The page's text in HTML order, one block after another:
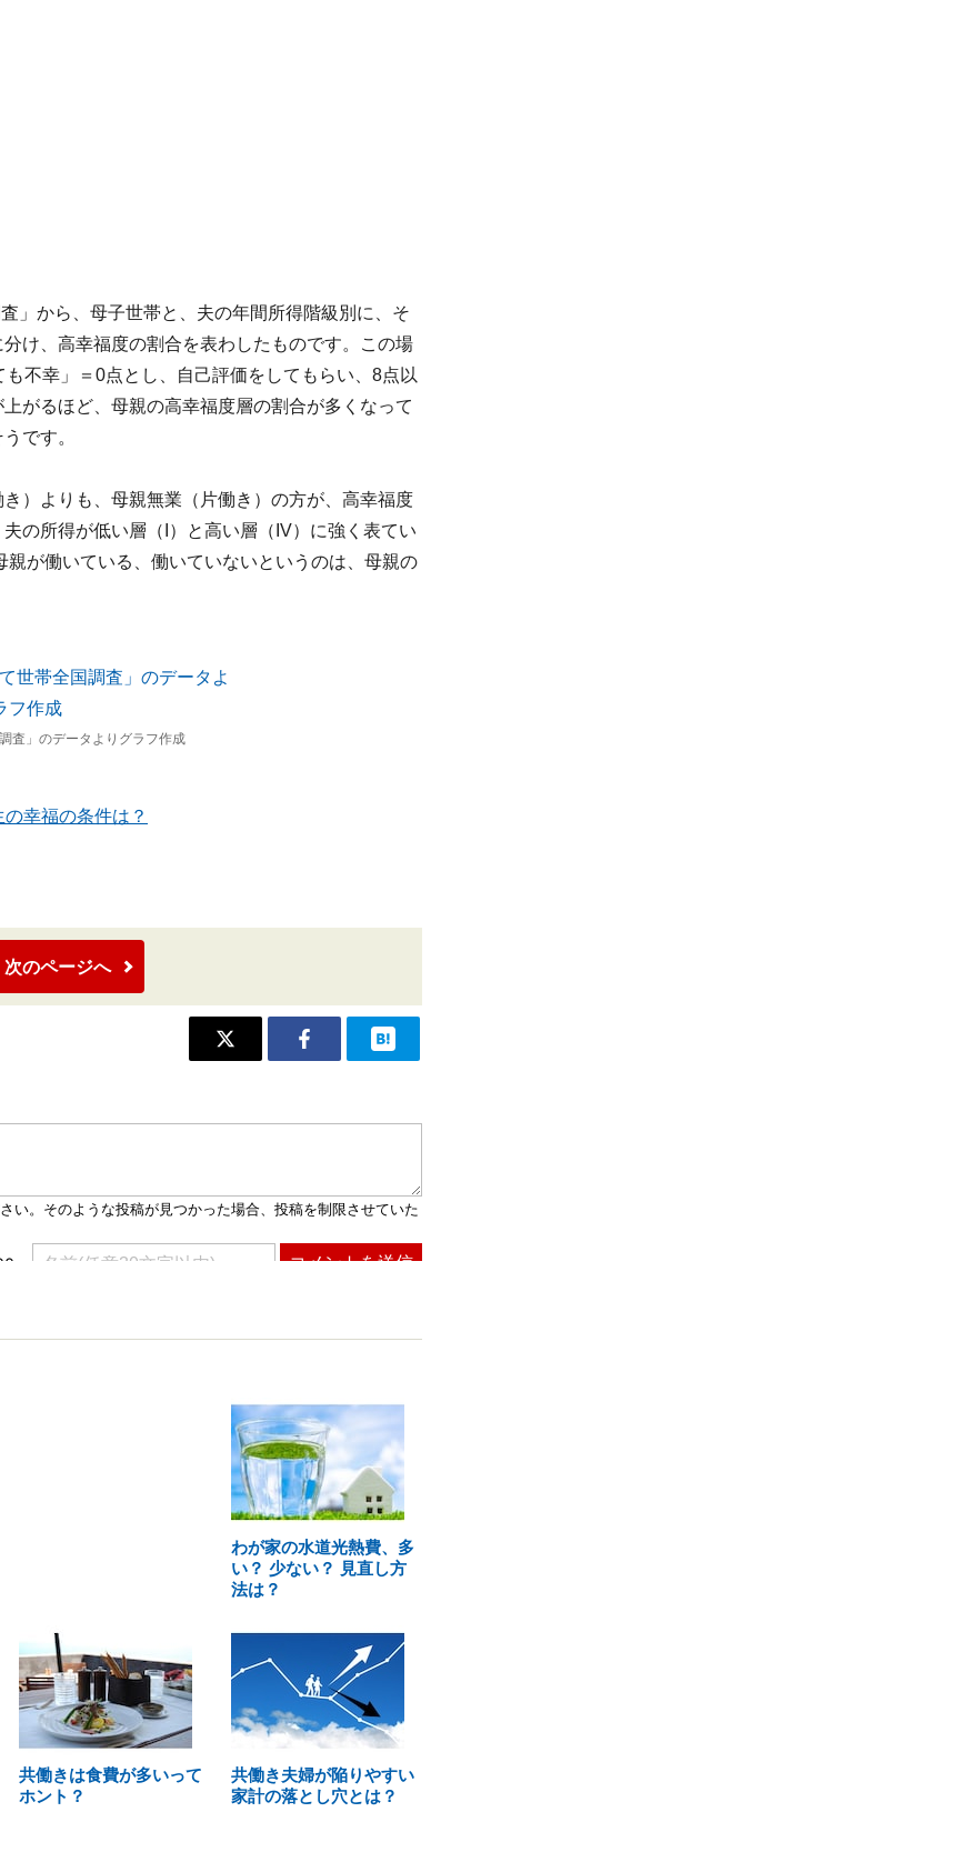
」から、母子世帯と、夫の年間所得階級別に、そ
け、高幸福度の割合を表わしたものです。この場
不幸」＝0点とし、自己評価をしてもらい、8点以
がるほど、母親の高幸福度層の割合が多くなって
です。
）よりも、母親無業（片働き）の方が、高幸福度
の所得が低い層（I）と高い層（IV）に強く表てい
が働いている、働いていないというのは、母親の
査」のデータよりグラフ作成
幸福の条件は？
次のページへ
わが家の水道光熱費、多
い？ 少ない？ 見直し方
法は？
共働きは食費が多いって
ホント？
共働き夫婦が陥りやすい
家計の落とし穴とは？